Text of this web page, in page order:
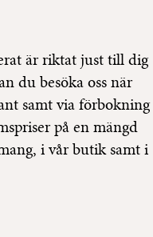
är riktat just till dig
du besöka oss när
samt via förbokning
på en mängd
i vår butik samt i